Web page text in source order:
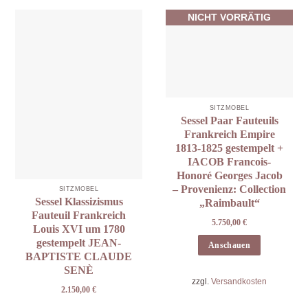
SITZMÖBEL
Sessel Klassizismus
Fauteuil Frankreich
Louis XVI um 1780
gestempelt JEAN-
BAPTISTE CLAUDE
SENÈ
2.150,00 €
NICHT VORRÄTIG
SITZMÖBEL
Sessel Paar Fauteuils
Frankreich Empire
1813-1825 gestempelt +
IACOB Francois-
Honoré Georges Jacob
– Provenienz: Collection
„Raimbault“
5.750,00 €
Anschauen
zzgl. Versandkosten